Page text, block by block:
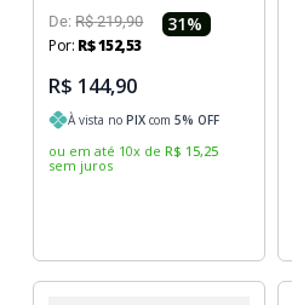
De:R$ 219,90 31%
Por: R$152,53
R$ 144,90
À vista noPIX com5% OFF
ou em até 10x de R$ 15,25
sem juros